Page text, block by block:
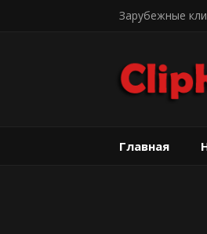
Зарубежные
Главная